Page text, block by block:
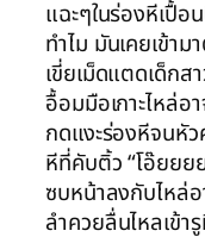
แฉะๆในร่องหีเปื้อ
ทำไม มันเคยเข้า
เขี่ยเม็ดแตดเด็ก
อื้อมมือเกาะไหล่
กดแงะร่องหีจนหัว
หีที่คับติ้ว “โอ๊ยยย
ซบหน้าลงกับไหล่
ลำควยลื่นไหลเข้า